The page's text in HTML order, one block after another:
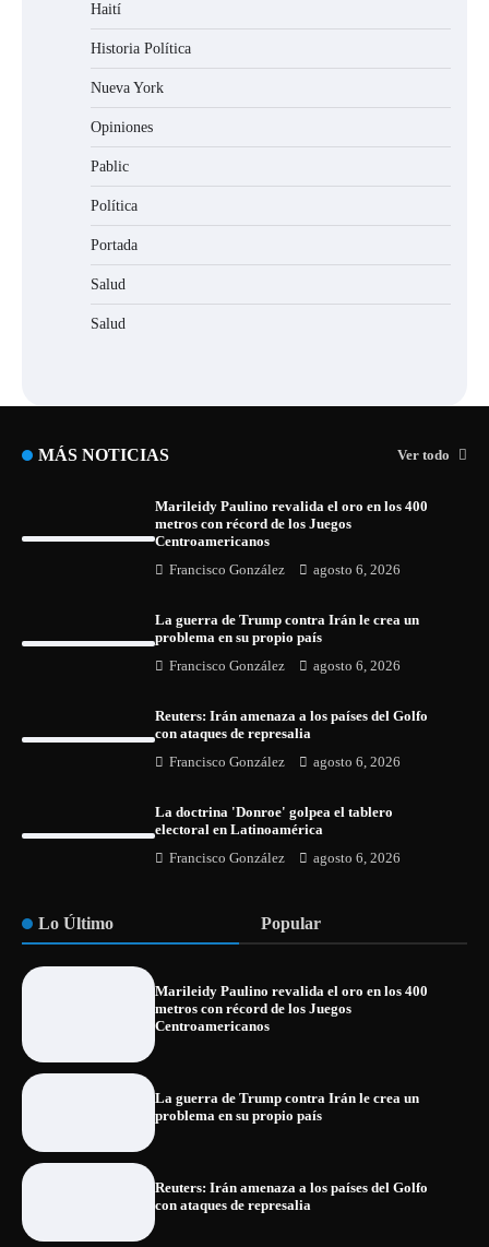
Haití
Historia Política
Nueva York
Opiniones
Pablic
Política
Portada
Salud
Salud
MÁS NOTICIAS Ver todo
Marileidy Paulino revalida el oro en los 400
metros con récord de los Juegos
Centroamericanos
Francisco González agosto 6, 2026
La guerra de Trump contra Irán le crea un
problema en su propio país
Francisco González agosto 6, 2026
Reuters: Irán amenaza a los países del Golfo
con ataques de represalia
Francisco González agosto 6, 2026
La doctrina 'Donroe' golpea el tablero
electoral en Latinoamérica
Francisco González agosto 6, 2026
Lo Último Popular
Marileidy Paulino revalida el oro en los 400
metros con récord de los Juegos
Centroamericanos
La guerra de Trump contra Irán le crea un
problema en su propio país
Reuters: Irán amenaza a los países del Golfo
con ataques de represalia